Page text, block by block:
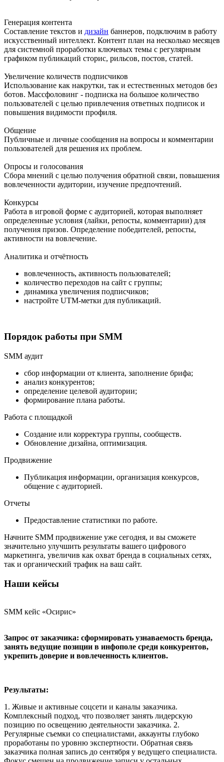
Генерация контента
Составление текстов и дизайн баннеров, подключим в работу
искусственный интеллект. Контент план на несколько месяцев
для системной проработки ключевых темы с регулярным
графиком публикаций сторис, рильсов, постов, статей.
Увеличение количеств подписчиков
Использование как накрутки, так и естественных методов без
ботов. Массфоловинг - подписка на большое количество
пользователей с целью привлечения ответных подписок и
повышения видимости профиля.
Общение
Публичные и личные сообщения на вопросы и комментарии
пользователей для решения их проблем.
Опросы и голосования
Сбора мнений с целью получения обратной связи, повышения
вовлеченности аудитории, изучение предпочтений.
Конкурсы
Работа в игровой форме с аудиторией, которая выполняет
определенные условия (лайки, репосты, комментарии) для
получения призов. Определение победителей, репосты,
активности на вовлечение.
Аналитика и отчётность
вовлеченность, активность пользователей;
количество переходов на сайт с группы;
динамика увеличения подписчиков;
настройте UTM-метки для публикаций.
Порядок работы при SMM
SMM аудит
сбор информации от клиента, заполнение брифа;
анализ конкурентов;
определение целевой аудитории;
формирование плана работы.
Работа с площадкой
Создание или корректура группы, сообществ.
Обновление дизайна, оптимизация.
Продвижение
Публикация информации, организация конкурсов,
общение с аудиторией.
Отчеты
Предоставление статистики по работе.
Начните SMM продвижение уже сегодня, и вы сможете
значительно улучшить результаты вашего цифрового
маркетинга, увеличив как охват бренда в социальных сетях,
так и органический трафик на ваш сайт.
Наши кейсы
SMM кейс «Осирис»
Запрос от заказчика: сформировать узнаваемость бренда,
занять ведущие позиции в инфополе среди конкурентов,
укрепить доверие и вовлеченность клиентов.
Результаты:
1. Живые и активные соцсети и каналы заказчика.
Комплексный подход, что позволяет занять лидерскую
позицию по освещению деятельности заказчика. 2.
Регулярные съемки со специалистами, аккаунты глубоко
проработаны по уровню экспертности. Обратная связь
заказчика полная запись до сентября у ведущего специалиста.